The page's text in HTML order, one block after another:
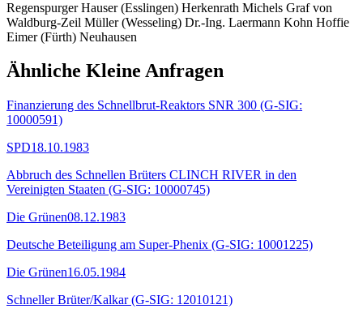
Regenspurger Hauser (Esslingen) Herkenrath Michels Graf von
Waldburg-Zeil Müller (Wesseling) Dr.-Ing. Laermann Kohn Hoffie
Eimer (Fürth) Neuhausen
Ähnliche Kleine Anfragen
Finanzierung des Schnellbrut-Reaktors SNR 300 (G-SIG:
10000591)
SPD18.10.1983
Abbruch des Schnellen Brüters CLINCH RIVER in den
Vereinigten Staaten (G-SIG: 10000745)
Die Grünen08.12.1983
Deutsche Beteiligung am Super-Phenix (G-SIG: 10001225)
Die Grünen16.05.1984
Schneller Brüter/Kalkar (G-SIG: 12010121)